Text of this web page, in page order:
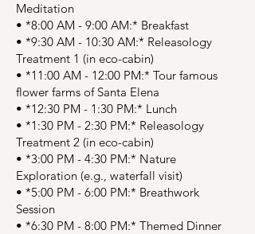
Meditation
•⁠ ⁠*8:00 AM - 9:00 AM:* Breakfast
•⁠ ⁠*9:30 AM - 10:30 AM:* Releasology
Treatment 1 (in eco-cabin)
•⁠ ⁠*11:00 AM - 12:00 PM:* Tour famous
flower farms of Santa Elena
•⁠ ⁠*12:30 PM - 1:30 PM:* Lunch
•⁠ ⁠*1:30 PM - 2:30 PM:* Releasology
Treatment 2 (in eco-cabin)
•⁠ ⁠*3:00 PM - 4:30 PM:* Nature
Exploration (e.g., waterfall visit)
•⁠ ⁠*5:00 PM - 6:00 PM:* Breathwork
Session
•⁠ ⁠*6:30 PM - 8:00 PM:* Themed Dinner